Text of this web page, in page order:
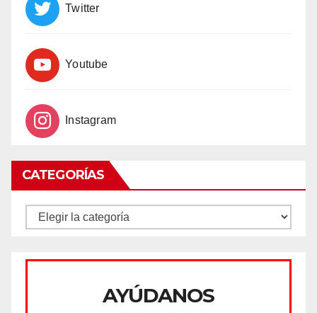
Twitter
Youtube
Instagram
CATEGORÍAS
CATEGORÍAS
AYÚDANOS